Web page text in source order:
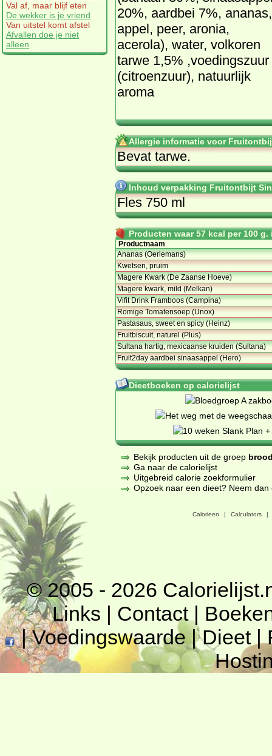
Val af, maar blijf eten
De wekker is je vriend
Van uitstel komt afstel
Afvallen doe je niet
alleen
20%, aardbei 7%, ananas,
appel, peer, aronia,
acerola), water, volkoren
tarwe 1,5% ,voedingszuur
(citroenzuur), natuurlijk
aroma
Allergie informatie voor
Bevat tarwe.
Inhoud verpakking Fruitontbijt
Fles 750 ml
Producten waar 57 kcal per 100
Productnaam
Ananas (Oerlemans)
Kwetsen, pruim
Magere Kwark (De Zaanse Hoeve)
Magere kwark, mild (Melkan)
Vifit Drink Framboos (Campina)
Romige Tomatensoep (Unox)
Pastasaus, sweet en spicy (Heinz)
Fruitbiscuit, naturel (Plus)
Sultana hartig, mexicaanse kruiden (Sultana)
Fruit2day aardbei sinaasappel (Hero)
Dieetboeken op calorielijst
Bekijk producten uit de groep
Ga naar de calorielijst
Uitgebreid calorie zoekformulier
Opzoek naar een dieet? Neem
Calorieen | Calculators |
© 2005 - 2026
Links | Contact|
|Voedingswaarde|Dieet|